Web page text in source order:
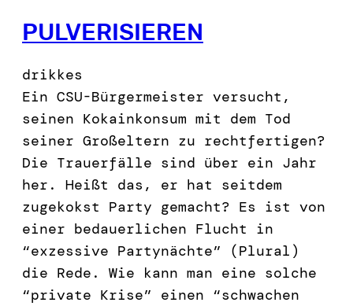
PULVERISIEREN
drikkes
Ein CSU-Bürgermeister versucht,
seinen Kokainkonsum mit dem Tod
seiner Großeltern zu rechtfertigen?
Die Trauerfälle sind über ein Jahr
her. Heißt das, er hat seitdem
zugekokst Party gemacht? Es ist von
einer bedauerlichen Flucht in
“exzessive Partynächte” (Plural)
die Rede. Wie kann man eine solche
“private Krise” einen “schwachen